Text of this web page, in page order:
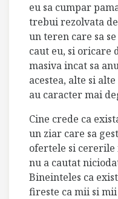
eu sa cumpar
trebui rezolvata
un teren care sa
caut eu, si oricare
masiva incat sa
acestea, alte si
au caracter mai
Cine crede ca
un ziar care sa
ofertele si
nu a cautat
Bineinteles ca
fireste ca mii si